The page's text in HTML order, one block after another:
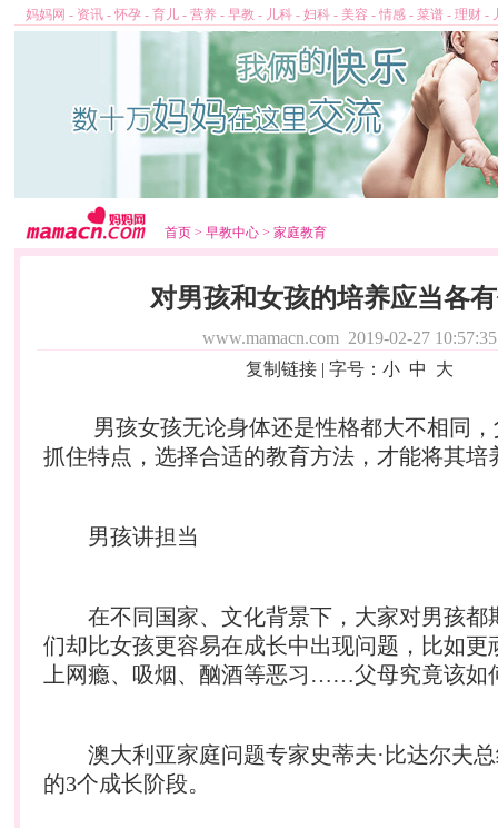
妈妈网 - 资讯 - 怀孕 - 育儿 - 营养 - 早教 - 儿科 - 妇科 - 美容 - 情感 - 菜谱 - 理财 -
首页 > 早教中心 > 家庭教育
对男孩和女孩的培养应当各
www.mamacn.com 2019-02-27 10:57:35
复制链接 | 字号： 小 中 大
男孩女孩无论身体还是性格都大不相同，
抓住特点，选择合适的教育方法，才能将其培
男孩讲担当
在不同国家、文化背景下，大家对男孩都
们却比女孩更容易在成长中出现问题，比如更
上网瘾、吸烟、酗酒等恶习……父母究竟该如
澳大利亚家庭问题专家史蒂夫·比达尔夫总
的3个成长阶段。